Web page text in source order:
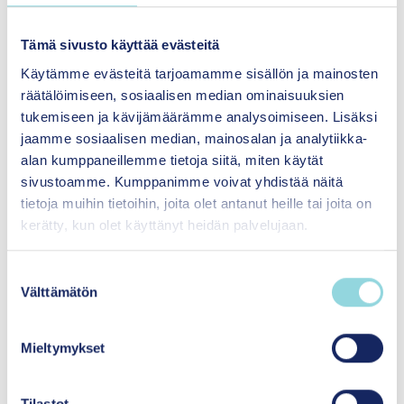
Tämä sivusto käyttää evästeitä
Käytämme evästeitä tarjoamamme sisällön ja mainosten
räätälöimiseen, sosiaalisen median ominaisuuksien
tukemiseen ja kävijämäärämme analysoimiseen. Lisäksi
jaamme sosiaalisen median, mainosalan ja analytiikka-
alan kumppaneillemme tietoja siitä, miten käytät
sivustoamme. Kumppanimme voivat yhdistää näitä
tietoja muihin tietoihin, joita olet antanut heille tai joita on
kerätty, kun olet käyttänyt heidän palvelujaan.
Välttämätön
Mieltymykset
Jalostamme ja välitämme tietoa
ajankohtaisista ja tulevaisuuden ilmiöistä sekä
niihin liittyvistä ratkaisuista ja vaikuttavista
menetelmistä päätöksenteon ja käytännön
päätöksenteossa käytettävä
muodostuu monista eri lähteistä: tutkimus-,